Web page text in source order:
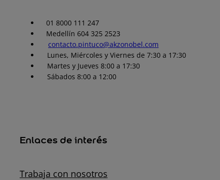
01 8000 111 247
Medellín 604 325 2523
contacto.pintuco@akzonobel.com
Lunes, Miércoles y Viernes de 7:30 a 17:30
Martes y Jueves 8:00 a 17:30
Sábados 8:00 a 12:00
Enlaces de interés
Trabaja con nosotros